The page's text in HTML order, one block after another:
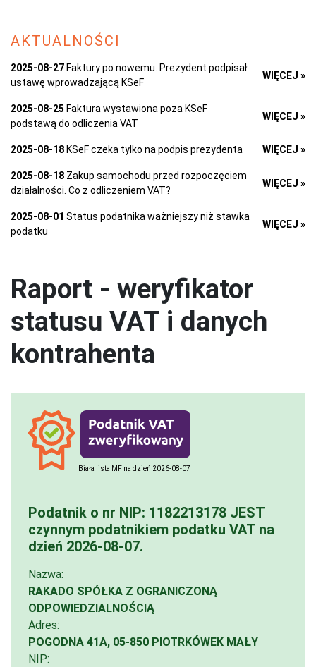
AKTUALNOŚCI
2025-08-27 Faktury po nowemu. Prezydent podpisał
ustawę wprowadzającą KSeF
WIĘCEJ »
2025-08-25 Faktura wystawiona poza KSeF
podstawą do odliczenia VAT
WIĘCEJ »
2025-08-18 KSeF czeka tylko na podpis prezydenta WIĘCEJ »
2025-08-18 Zakup samochodu przed rozpoczęciem
działalności. Co z odliczeniem VAT?
WIĘCEJ »
2025-08-01 Status podatnika ważniejszy niż stawka
podatku
WIĘCEJ »
Raport - weryfikator
statusu VAT i danych
kontrahenta
Biała lista MF na dzień 2026-08-07
Podatnik o nr NIP: 1182213178 JEST
czynnym podatnikiem podatku VAT na
dzień 2026-08-07.
Nazwa:
RAKADO SPÓŁKA Z OGRANICZONĄ
ODPOWIEDZIALNOŚCIĄ
Adres:
POGODNA 41A, 05-850 PIOTRKÓWEK MAŁY
NIP: